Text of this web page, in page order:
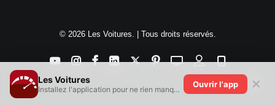
© 2026 Les Voitures. | Tous droits réservés.
Les Voitures
Installez l'application pour ne rien manquer !
Ouvrir l'app ✕